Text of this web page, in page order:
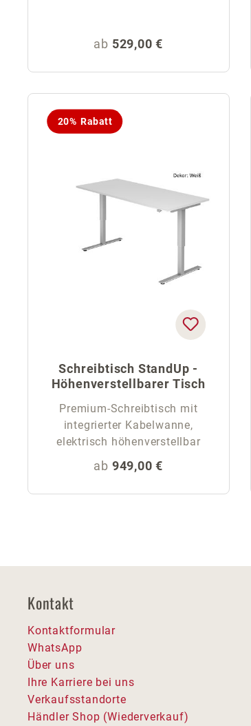
Regulärer Preis:
ab 529,00 €
20% Rabatt
Schreibtisch StandUp -
Höhenverstellbarer Tisch
Premium-Schreibtisch mit
integrierter Kabelwanne,
elektrisch höhenverstellbar
Regulärer Preis:
ab 949,00 €
Kontakt
Kontaktformular
WhatsApp
Über uns
Ihre Karriere bei uns
Verkaufsstandorte
Händler Shop (Wiederverkauf)